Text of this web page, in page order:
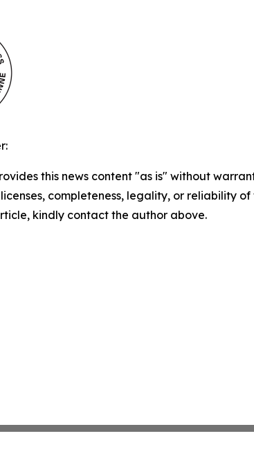
this news content "as is" without
completeness, legality, or reliability
kindly contact the author above.